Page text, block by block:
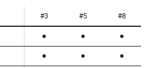
#3 #5 #8